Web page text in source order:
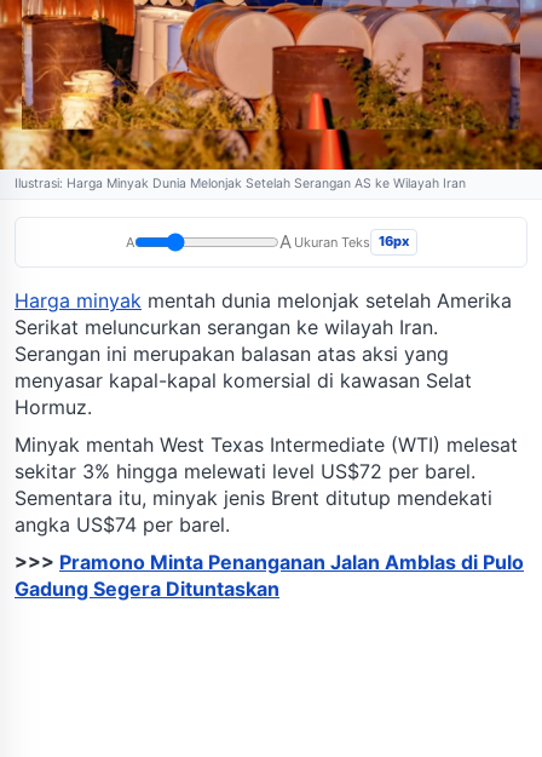
Ilustrasi: Harga Minyak Dunia Melonjak Setelah Serangan AS ke Wilayah Iran
A A Ukuran Teks 16px
Harga minyak mentah dunia melonjak setelah Amerika
Serikat meluncurkan serangan ke wilayah Iran.
Serangan ini merupakan balasan atas aksi yang
menyasar kapal-kapal komersial di kawasan Selat
Hormuz.
Minyak mentah West Texas Intermediate (WTI) melesat
sekitar 3% hingga melewati level US$72 per barel.
Sementara itu, minyak jenis Brent ditutup mendekati
angka US$74 per barel.
>>> Pramono Minta Penanganan Jalan Amblas di Pulo
Gadung Segera Dituntaskan